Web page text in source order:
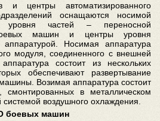
и центры автоматизированного
оснащаются носимой
уровня частей – переносной
машин и центры уровня
Носимая аппаратура
модуля, соединенного с внешней
состоит из нескольких
обеспечивают развертывание
Возимая аппаратура состоит
смонтированных в металлическом
системой воздушного охлаждения.
боевых машин